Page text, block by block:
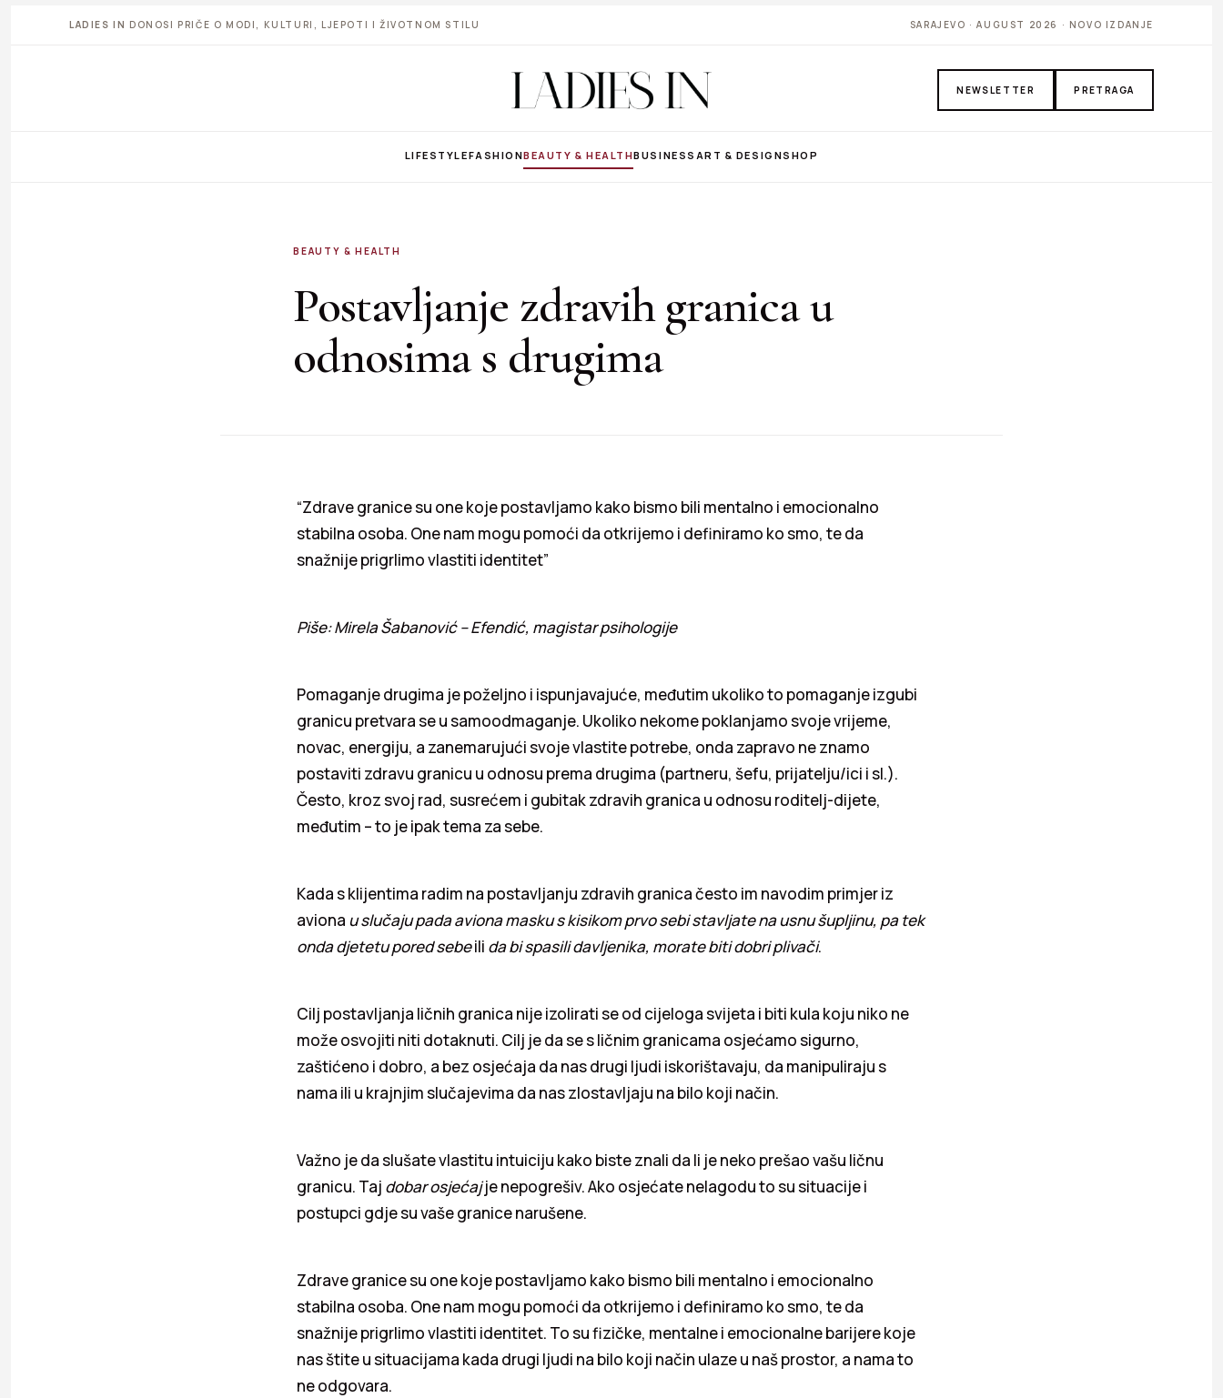
LADIES IN DONOSI PRIČE O MODI, KULTURI, LJEPOTI I ŽIVOTNOM STILU SARAJEVO · AUGUST 2026 · NOVO IZDANJE
NEWSLETTER PRETRAGA
LIFESTYLEFASHIONBEAUTY & HEALTHBUSINESS ART & DESIGNSHOP
BEAUTY & HEALTH
Postavljanje zdravih granica u
odnosima s drugima
“Zdrave granice su one koje postavljamo kako bismo bili mentalno i emocionalno
stabilna osoba. One nam mogu pomoći da otkrijemo i definiramo ko smo, te da
snažnije prigrlimo vlastiti identitet”
Piše: Mirela Šabanović – Efendić, magistar psihologije
Pomaganje drugima je poželjno i ispunjavajuće, međutim ukoliko to pomaganje izgubi
granicu pretvara se u samoodmaganje. Ukoliko nekome poklanjamo svoje vrijeme,
novac, energiju, a zanemarujući svoje vlastite potrebe, onda zapravo ne znamo
postaviti zdravu granicu u odnosu prema drugima (partneru, šefu, prijatelju/ici i sl.).
Često, kroz svoj rad, susrećem i gubitak zdravih granica u odnosu roditelj-dijete,
međutim – to je ipak tema za sebe.
Kada s klijentima radim na postavljanju zdravih granica često im navodim primjer iz
aviona u slučaju pada aviona masku s kisikom prvo sebi stavljate na usnu šupljinu, pa tek
onda djetetu pored sebeili da bi spasili davljenika, morate biti dobri plivači.
Cilj postavljanja ličnih granica nije izolirati se od cijeloga svijeta i biti kula koju niko ne
može osvojiti niti dotaknuti. Cilj je da se s ličnim granicama osjećamo sigurno,
zaštićeno i dobro, a bez osjećaja da nas drugi ljudi iskorištavaju, da manipuliraju s
nama ili u krajnjim slučajevima da nas zlostavljaju na bilo koji način.
Važno je da slušate vlastitu intuiciju kako biste znali da li je neko prešao vašu ličnu
granicu. Taj dobar osjećajje nepogrešiv. Ako osjećate nelagodu to su situacije i
postupci gdje su vaše granice narušene.
Zdrave granice su one koje postavljamo kako bismo bili mentalno i emocionalno
stabilna osoba. One nam mogu pomoći da otkrijemo i definiramo ko smo, te da
snažnije prigrlimo vlastiti identitet. To su fizičke, mentalne i emocionalne barijere koje
nas štite u situacijama kada drugi ljudi na bilo koji način ulaze u naš prostor, a nama to
ne odgovara.